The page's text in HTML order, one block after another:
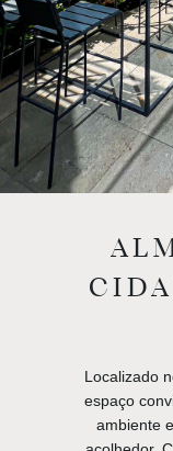
Localizado
espaço
ambiente